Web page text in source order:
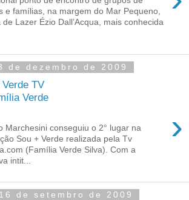
e famílias, na margem do Mar Pequeno,
de Lazer Ézio Dall’Acqua, mais conhecida
de dezembro de 2009
TV
Verde
›
Marchesini conseguiu o 2° lugar na
Sou + Verde realizada pela Tv
(Família Verde Silva). Com a
intit...
de setembro de 2009